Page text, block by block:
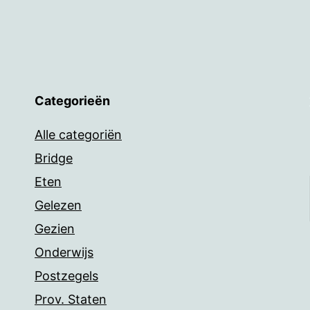
Categorieën
Alle categoriën
Bridge
Eten
Gelezen
Gezien
Onderwijs
Postzegels
Prov. Staten